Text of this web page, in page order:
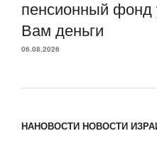
пенсионный фонд
Вам деньги
06.08.2026
НАНОВОСТИ НОВОСТИ